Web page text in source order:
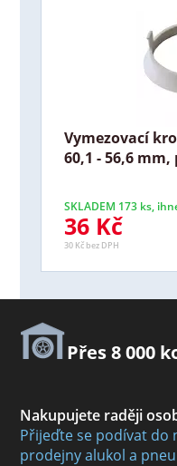
Vymezovací
60,1 - 56,6
SKLADEM 173 ks,
36 Kč
30 Kč bez DPH
Přes 8 000
Nakupujete raději
Přijeďte se podívat do
prodejny alukol a pneu